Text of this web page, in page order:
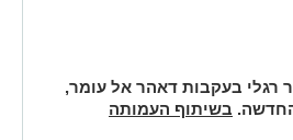
רגלי בעקבות דאהר אל עומר,
בשיתוף העמותה